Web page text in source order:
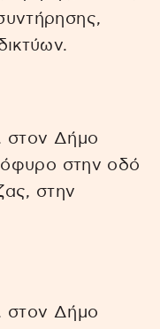
στον Δήμο
στην οδό
στην
στον Δήμο